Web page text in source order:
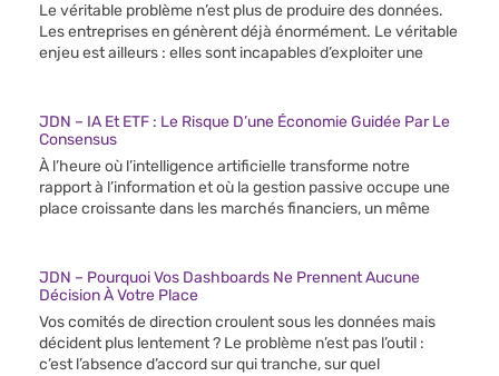
Le véritable problème n’est plus de produire des données.
Les entreprises en génèrent déjà énormément. Le véritable
enjeu est ailleurs : elles sont incapables d’exploiter une
JDN – IA Et ETF : Le Risque D’une Économie Guidée Par Le
Consensus
À l’heure où l’intelligence artificielle transforme notre
rapport à l’information et où la gestion passive occupe une
place croissante dans les marchés financiers, un même
JDN – Pourquoi Vos Dashboards Ne Prennent Aucune
Décision À Votre Place
Vos comités de direction croulent sous les données mais
décident plus lentement ? Le problème n’est pas l’outil :
c’est l’absence d’accord sur qui tranche, sur quel